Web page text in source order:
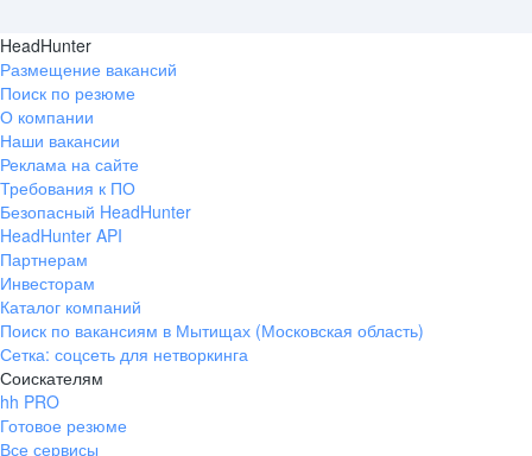
HeadHunter
Размещение вакансий
Поиск по резюме
О компании
Наши вакансии
Реклама на сайте
Требования к ПО
Безопасный HeadHunter
HeadHunter API
Партнерам
Инвесторам
Каталог компаний
Поиск по вакансиям в Мытищах (Московская область)
Сетка: соцсеть для нетворкинга
Соискателям
hh PRO
Готовое резюме
Все сервисы